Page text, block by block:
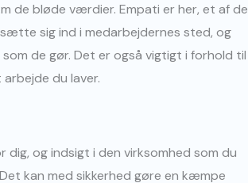
de bløde værdier. Empati er her, et af de
sig ind i medarbejdernes sted, og
de gør. Det er også vigtigt i forhold til
du laver.
og indsigt i den virksomhed som du
kan med sikkerhed gøre en kæmpe